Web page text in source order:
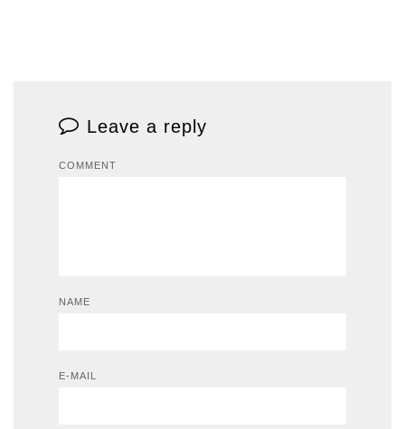
Leave a reply
COMMENT
NAME
E-MAIL